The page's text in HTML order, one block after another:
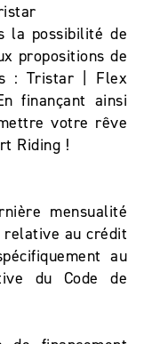
la possibilité de
propositions de
: Tristar | Flex
finançant ainsi
votre rêve
Riding !
mensualité
relative au crédit
au
du Code de